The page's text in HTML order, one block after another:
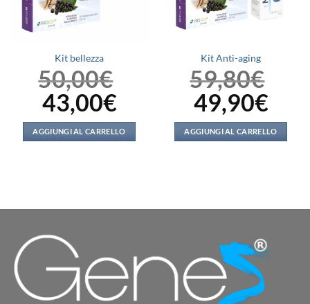
Kit bellezza
50,00€
prezzo
originale
era:
50,00€.
43,00€Il
attuale
è:
43,00€.
AGGIUNGI AL CARRELLO
Kit Anti-aging
59,80€
prezzo
originale
era:
59,80€.
49,90€Il
attuale
è:
49,90€.
AGGIUNGI AL CARRELLO